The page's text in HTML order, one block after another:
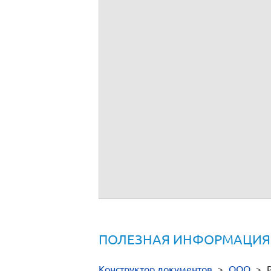
ПОЛЕЗНАЯ ИНФОРМАЦИЯ